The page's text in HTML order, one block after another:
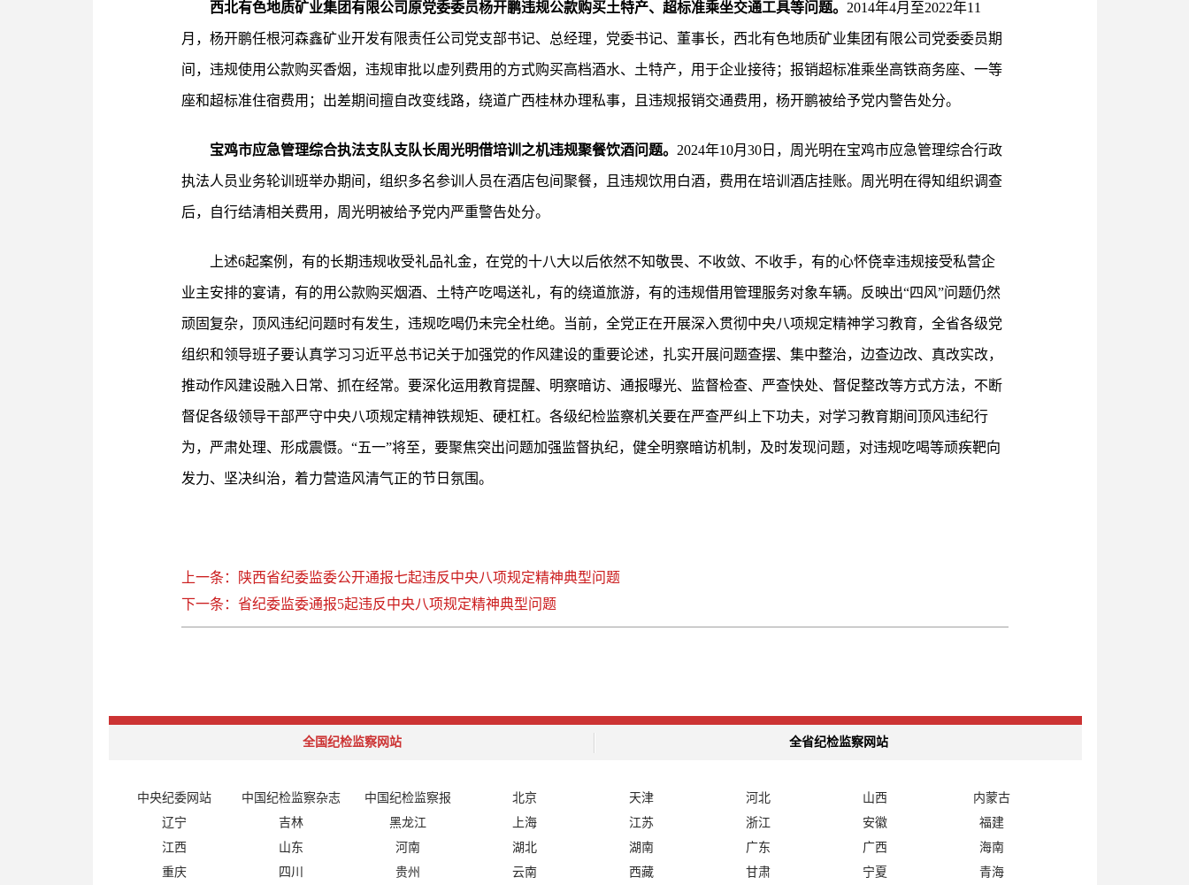
西北有色地质矿业集团有限公司原党委委员杨开鹏违规公款购买土特产、超标准乘坐交通工具等问题。 2014年4月至2022年11
月，杨开鹏任根河森鑫矿业开发有限责任公司党支部书记、总经理，党委书记、董事长，西北有色地质矿业集团有限公司党委委员期
间，违规使用公款购买香烟，违规审批以虚列费用的方式购买高档酒水、土特产，用于企业接待；报销超标准乘坐高铁商务座、一等
座和超标准住宿费用；出差期间擅自改变线路，绕道广西桂林办理私事，且违规报销交通费用，杨开鹏被给予党内警告处分。
宝鸡市应急管理综合执法支队支队长周光明借培训之机违规聚餐饮酒问题。 2024年10月30日，周光明在宝鸡市应急管理综合行政
执法人员业务轮训班举办期间，组织多名参训人员在酒店包间聚餐，且违规饮用白酒，费用在培训酒店挂账。周光明在得知组织调查
后，自行结清相关费用，周光明被给予党内严重警告处分。
上述6起案例，有的长期违规收受礼品礼金，在党的十八大以后依然不知敬畏、不收敛、不收手，有的心怀侥幸违规接受私营企
业主安排的宴请，有的用公款购买烟酒、土特产吃喝送礼，有的绕道旅游，有的违规借用管理服务对象车辆。反映出“四风”问题仍然
顽固复杂，顶风违纪问题时有发生，违规吃喝仍未完全杜绝。当前，全党正在开展深入贯彻中央八项规定精神学习教育，全省各级党
组织和领导班子要认真学习习近平总书记关于加强党的作风建设的重要论述，扎实开展问题查摆、集中整治，边查边改、真改实改，
推动作风建设融入日常、抓在经常。要深化运用教育提醒、明察暗访、通报曝光、监督检查、严查快处、督促整改等方式方法，不断
督促各级领导干部严守中央八项规定精神铁规矩、硬杠杠。各级纪检监察机关要在严查严纠上下功夫，对学习教育期间顶风违纪行
为，严肃处理、形成震慑。“五一”将至，要聚焦突出问题加强监督执纪，健全明察暗访机制，及时发现问题，对违规吃喝等顽疾靶向
发力、坚决纠治，着力营造风清气正的节日氛围。
上一条：陕西省纪委监委公开通报七起违反中央八项规定精神典型问题
下一条：省纪委监委通报5起违反中央八项规定精神典型问题
全国纪检监察网站 全省纪检监察网站
中央纪委网站 中国纪检监察杂志 中国纪检监察报 北京 天津 河北 山西
内蒙古
辽宁
吉林 黑龙江 上海 江苏 浙江 安徽
福建
江西
山东 河南 湖北 湖南 广东 广西
海南
重庆
四川 贵州 云南 西藏 甘肃 宁夏 青海